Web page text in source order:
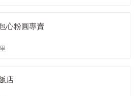
心粉圓專賣
店